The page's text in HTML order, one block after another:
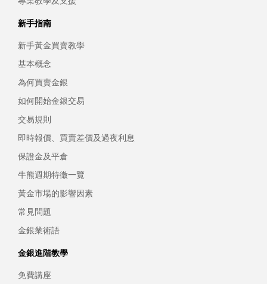
新手指南
新手黃金買賣教學
基本概念
為何買賣金銀
如何開始金銀交易
交易規則
即時報價、買賣差價及過夜利息
保證金及平倉
牛熊週期特徵一覽
黃金市場的影響因素
常見問題
金銀業術語
金銀進階教學
免費講座